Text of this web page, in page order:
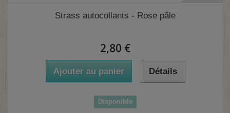
Strass autocollants - Rose pâle
2,80 €
Ajouter au panier Détails
Disponible